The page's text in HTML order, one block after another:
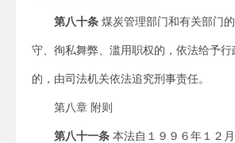
第八十条 煤炭管理部门和有关部门
守、徇私舞弊、滥用职权的，依法给予
的，由司法机关依法追究刑事责任。
第八章 附则
第八十一条 本法自１９９６年１２月